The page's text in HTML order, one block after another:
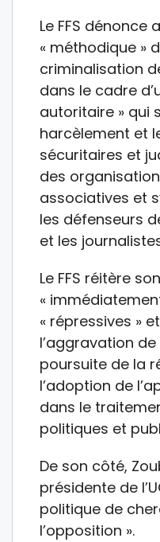
Le FFS dénonce
« méthodique »
criminalisation
dans le cadre
autoritaire » qui
harcèlement et
sécuritaires et
des
associatives et
les défenseurs
et les
Le FFS réitère
«
« répressives »
l’aggravation
poursuite de la
l’adoption de
dans le
politiques et
De son côté,
présidente de
politique de
l’opposition ».